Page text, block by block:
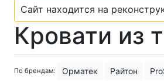
Сайт находится на
Кровати из
По брендам: Орматек Райтон